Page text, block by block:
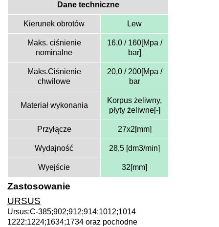
Dane techniczne
Kierunek obrotów Lew
Maks. ciśnienie
nominalne
16,0 / 160[Mpa /
bar]
Maks.Ciśnienie
chwilowe
20,0 / 200[Mpa /
bar
Materiał wykonania
Korpus żeliwny,
płyty żeliwne[-]
Przyłącze 27x2[mm]
Wydajność 28,5 [dm3/min]
Wyejście 32[mm]
Zastosowanie
URSUS
Ursus:C-385;902;912;914;1012;1014
1222;1224;1634;1734 oraz pochodne